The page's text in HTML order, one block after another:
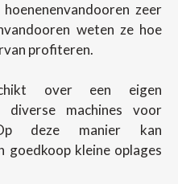
zeer
weten ze hoe
profiteren.
over een eigen
machines voor
deze manier kan
goedkoop kleine oplages